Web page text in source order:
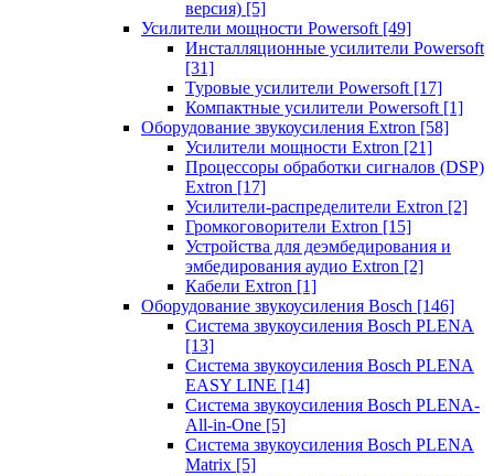
версия) [5]
Усилители мощности Powersoft [49]
Инсталляционные усилители Powersoft
[31]
Туровые усилители Powersoft [17]
Компактные усилители Powersoft [1]
Оборудование звукоусиления Extron [58]
Усилители мощности Extron [21]
Процессоры обработки сигналов (DSP)
Extron [17]
Усилители-распределители Extron [2]
Громкоговорители Extron [15]
Устройства для деэмбедирования и
эмбедирования аудио Extron [2]
Кабели Extron [1]
Оборудование звукоусиления Bosch [146]
Система звукоусиления Bosch PLENA
[13]
Система звукоусиления Bosch PLENA
EASY LINE [14]
Система звукоусиления Bosch PLENA-
All-in-One [5]
Система звукоусиления Bosch PLENA
Matrix [5]